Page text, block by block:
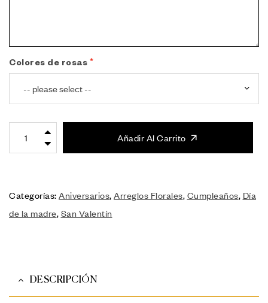
Colores de rosas
Añadir Al Carrito
Categorías: Aniversarios, Arreglos Florales, Cumpleaños, Día
de la madre, San Valentín
DESCRIPCIÓN